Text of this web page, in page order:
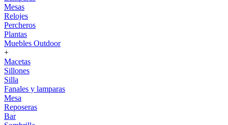
Mesas
Relojes
Percheros
Plantas
Muebles Outdoor
+
Macetas
Sillones
Silla
Fanales y lamparas
Mesa
Reposeras
Bar